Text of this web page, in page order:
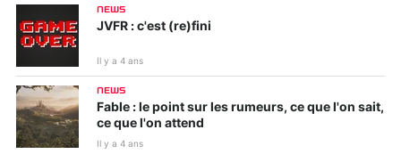
NEWS
JVFR : c'est (re)fini
Il y a 4 ans
NEWS
Fable : le point sur les rumeurs, ce que l'on sait,
ce que l'on attend
Il y a 4 ans